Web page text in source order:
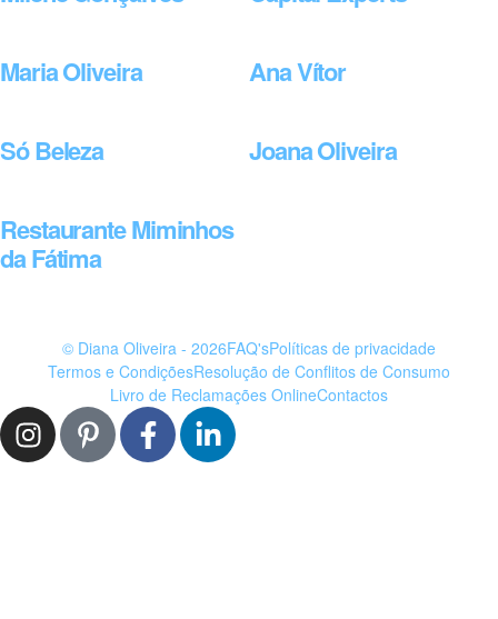
Maria Oliveira Ana Vítor
Só Beleza Joana Oliveira
Restaurante Miminhos
da Fátima
© Diana Oliveira - 2026FAQ'sPolíticas de privacidade
Termos e CondiçõesResolução de Conflitos de Consumo
Livro de Reclamações OnlineContactos